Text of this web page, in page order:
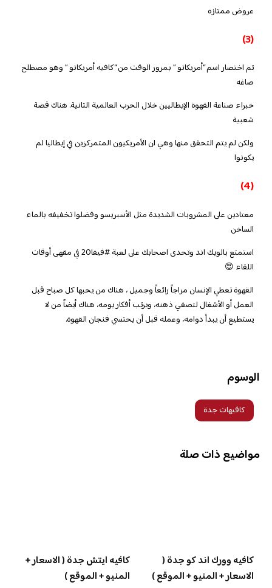
عروض ممتازه
(3)
تم اختصار اسم “أمريكانو ” بمرور الوقت من “كافيه أمريكانو ” وهو مصطلح
صاغه
خبراء صناعة القهوة الإيطاليين خلال الحرب العالمية الثانية. هناك قصة
شعبية
ولكن لم يتم التحقق منها وهي ان الأمريكيون المتمركزين في إيطاليا لم
يكونوا
(4)
معتادين على المشروبات الشديدة مثل الأسبريسو وفضلوا تخفيفه بالماء
الساخن
استمتع بالويك اند وتحدى اصحابك على لعبة #فيفا20 في مقهى أوقات
اللقاء 😍
القهوة تعطي الإنسان مزاجاً رائعاً وجميل ، هناك من يحبها كل صباح قبل
العمل أو الأشغال لتصفي ذهنه، ويرتب أفكار يومه، هناك أيضاً من لا
يستطيع أن يبدأ دوامه، وعمله قبل أن يحتسي فنجان القهوة.
الوسوم
كافيهات جدة
مواضيع ذات صلة
كافيه وورك اند كو جدة (
الاسعار + المنيو + الموقع )
كافيه ايتش جدة ( الاسعار +
المنيو + الموقع )